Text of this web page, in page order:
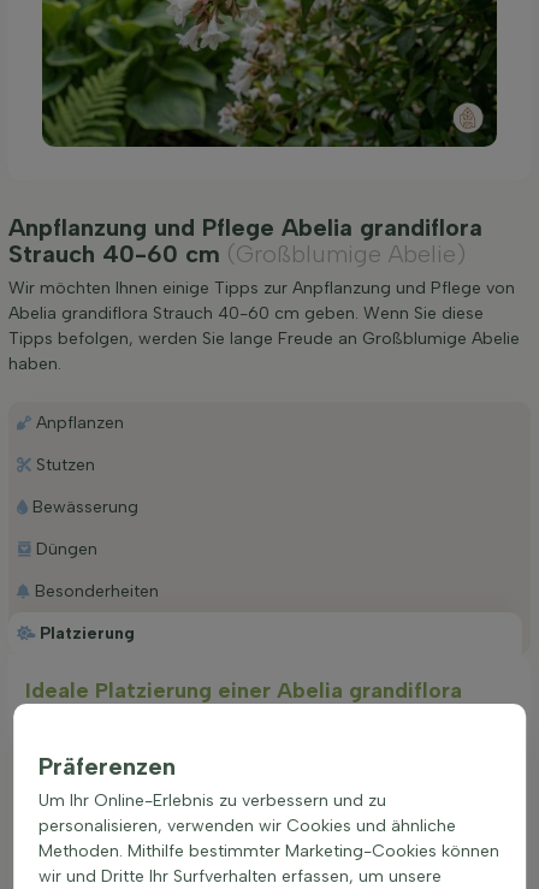
Anpflanzung und Pflege Abelia grandiflora
Strauch 40-60 cm (Großblumige Abelie)
Wir möchten Ihnen einige Tipps zur Anpflanzung und Pflege von
Abelia grandiflora Strauch 40-60 cm geben. Wenn Sie diese
Tipps befolgen, werden Sie lange Freude an Großblumige Abelie
haben.
Platzierung
Anpflanzen
Stutzen
Bewässerung
Düngen
Besonderheiten
Ideale Platzierung einer Abelia grandiflora
da Staunässe vermieden werden sollte. Diese Pflanze ist
anpassungsfähig und wächst auf fast allen Bodenarten,
solange die Drainage gut ist. Ein geschützter Platz, der vor
starkem Wind schützt, fördert das gesunde Wachstum und
die reiche Blüte. Die richtige Standortwahl führt zu einer
Präferenzen
Um Ihr Online-Erlebnis zu verbessern und zu
personalisieren, verwenden wir Cookies und ähnliche
Methoden. Mithilfe bestimmter Marketing-Cookies können
wir und Dritte Ihr Surfverhalten erfassen, um unsere